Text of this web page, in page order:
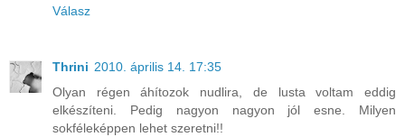
Válasz
Thrini 2010. április 14. 17:35
Olyan régen áhítozok nudlira, de lusta voltam eddig
elkészíteni. Pedig nagyon nagyon jól esne. Milyen
sokféleképpen lehet szeretni!!